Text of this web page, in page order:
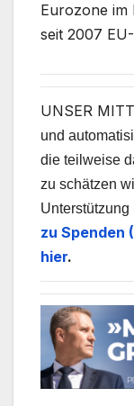
Eurozone im
seit 2007
UNSER
und
die teilweise
zu schätzen
zu Spenden
hier.